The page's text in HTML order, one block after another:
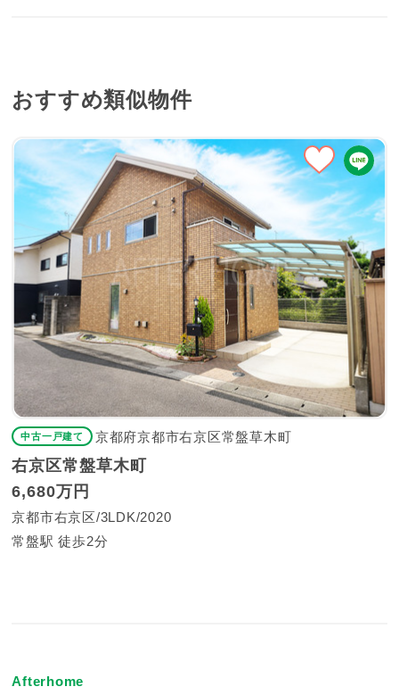
おすすめ類似物件
中古一戸建て 京都府京都市右京区常盤草木町
右京区常盤草木町
6,680万円
京都市右京区 3LDK 2020
常盤駅 徒歩2分
Afterhome